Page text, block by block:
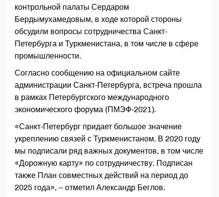
контрольной палаты Сердаром
Бердымухамедовым, в ходе которой стороны
обсудили вопросы сотрудничества Санкт-
Петербурга и Туркменистана, в том числе в сфере
промышленности.
Согласно сообщению на официальном сайте
администрации Санкт-Петербурга, встреча прошла
в рамках Петербургского международного
экономического форума (ПМЭФ-2021).
«Санкт-Петербург придает большое значение
укреплению связей с Туркменистаном. В 2020 году
мы подписали ряд важных документов, в том числе
«Дорожную карту» по сотрудничеству. Подписан
также План совместных действий на период до
2025 года», – отметил Александр Беглов.